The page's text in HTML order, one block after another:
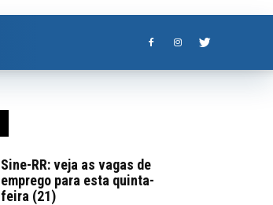
Sine-RR: veja as vagas de
emprego para esta quinta-
feira (21)